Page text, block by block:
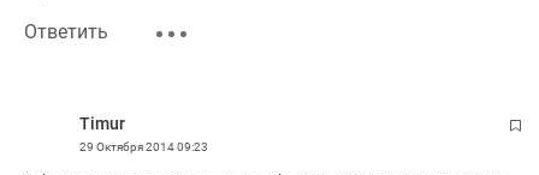
Ответить
Timur
29 Октября 201409:23